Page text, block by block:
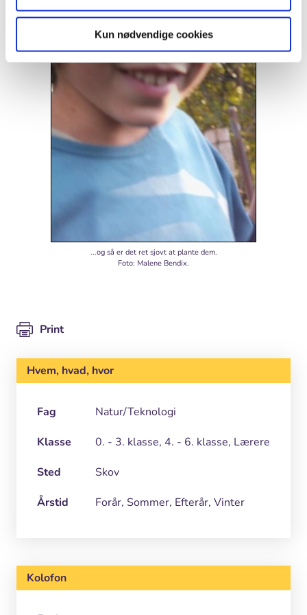
Kun nødvendige cookies
...og så er det ret sjovt at plante dem.
Foto: Malene Bendix.
Print
Hvem, hvad, hvor
Fag
Natur/Teknologi
Klasse
0. - 3. klasse, 4. - 6. klasse, Lærere
Sted
Skov
Årstid
Forår, Sommer, Efterår, Vinter
Kolofon